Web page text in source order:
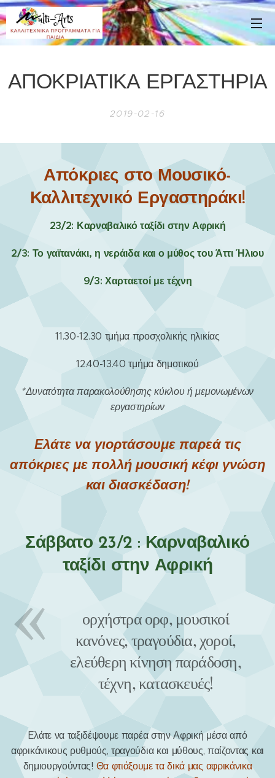
ΑΠΟΚΡΙΑΤΙΚΑ ΕΡΓΑΣΤΗΡΙΑ
2019-02-16
Απόκριες στο Μουσικό-
Καλλιτεχνικό Εργαστηράκι!
23/2: Καρναβαλικό ταξίδι στην Αφρική
2/3: Το γαϊτανάκι, η νεράιδα και ο μύθος του Άττι Ήλιου
9/3: Χαρταετοί με τέχνη
11.30-12.30 τμήμα προσχολικής ηλικίας
12.40-13.40 τμήμα δημοτικού
*Δυνατότητα παρακολούθησης κύκλου ή μεμονωμένων
εργαστηρίων
Eλάτε να γιορτάσουμε παρεά τις
απόκριες με πολλή μουσική κέφι γνώση
και διασκέδαση!
Σάββατο 23/2 : Καρναβαλικό
ταξίδι στην Αφρική
ορχήστρα ορφ, μουσικοί
κανόνες, τραγούδια, χοροί,
ελεύθερη κίνηση παράδοση,
τέχνη, κατασκευές!
Eλάτε να ταξιδέψουμε παρέα στην Αφρική μέσα από
αφρικάνικους ρυθμούς, τραγούδια και μύθους, παίζοντας και
δημιουργούντας! Θα φτιάξουμε τα δικά μας αφρικάνικα